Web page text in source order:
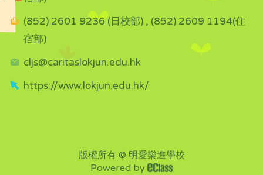
(852) 2601 9236 (日校部) , (852) 2609 1194(住
宿部)
cljs@caritaslokjun.edu.hk
https://www.lokjun.edu.hk/
版權所有 © 明愛樂進學校
Powered by